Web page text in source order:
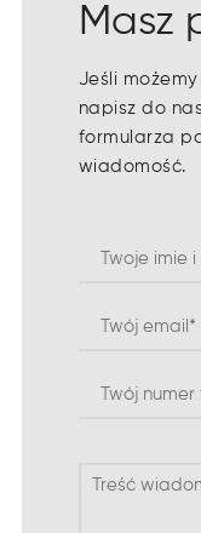
Masz
Jeśli
napisz do
formularza
wiadomość.